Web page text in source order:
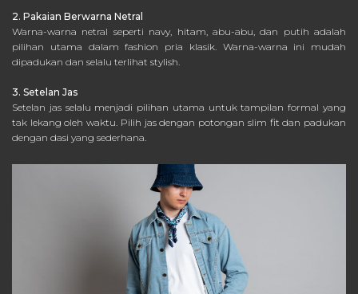
2. Pakaian Berwarna Netral
Warna-warna netral seperti navy, hitam, abu-abu, dan putih adalah
pilihan utama dalam fashion pria klasik. Warna-warna ini mudah
dipadukan dan selalu terlihat stylish.
3. Setelan Jas
Setelan jas selalu menjadi pilihan utama untuk tampilan formal yang
tak lekang oleh waktu. Pilih jas dengan potongan slim fit dan padukan
dengan dasi yang sederhana.